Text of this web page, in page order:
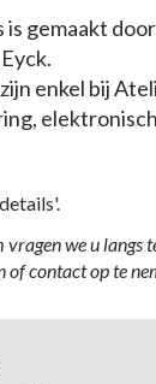
M,
is gemaakt
enkel bij
e
vragen we u langs
of contact op te